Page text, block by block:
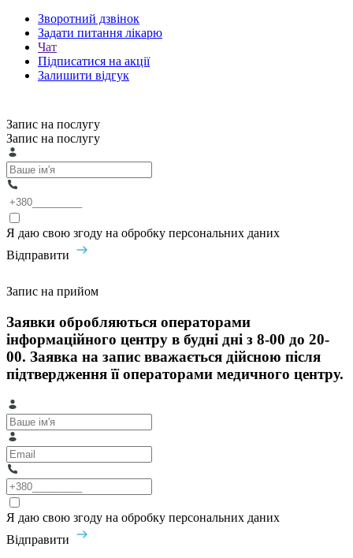
Зворотний дзвінок
Задати питання лікарю
Чат
Підписатися на акції
Залишити відгук
Запис на послугу
Запис на послугу
Я даю свою згоду на обробку персональних даних
Відправити
Запис на прийом
Заявки обробляються операторами
інформаційного центру в будні дні з 8-00 до 20-
00. Заявка на запис вважається дійсною після
підтвердження її операторами медичного центру.
Я даю свою згоду на обробку персональних даних
Відправити